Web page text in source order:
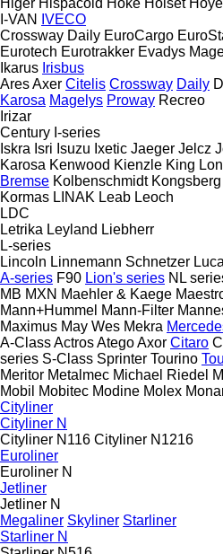
I-VAN
IVECO
Crossway Daily EuroCargo
Eurotech Eurotrakker Evadys
Ikarus Irisbus
AresAxer Citelis Crossway Daily
Karosa Magelys Proway Recreo
Irizar
Century I-series
Iskra Isri Isuzu Ixetic Jaeger Jelcz
Karosa Kenwood Kienzle King
Bremse Kolbenschmidt
Kormas LINAK Leab Leoch
LDC
Letrika Leyland Liebherr
L-series
Lincoln Linnemann Schnetzer
A-series F90 Lion's series NL
MB MXN Maehler & Kaege
Mann+Hummel Mann-Filter
Maximus May Wes Mekra
A-ClassActrosAtegoAxor Citaro
series S-Class Sprinter Tourino
Meritor Metalmec Michael Riedel
Mobil
Mobitec Modine Molex
Cityliner
Cityliner N
Cityliner N116 Cityliner N1216
Euroliner
Euroliner N
Jetliner
Jetliner N
Megaliner Skyliner Starliner
Starliner N